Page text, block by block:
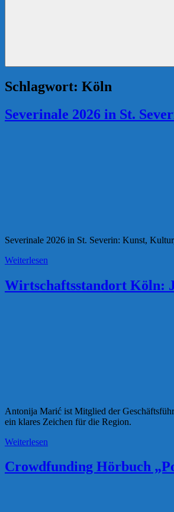
Schlagwort: Köln
Severinale 2026 in St.
Severinale 2026 in St. Severin: Kunst,
Weiterlesen
Wirtschaftsstandort Köln:
Antonija Marić ist Mitglied der
ein klares Zeichen für die Region.
Weiterlesen
Crowdfunding Hörbuch